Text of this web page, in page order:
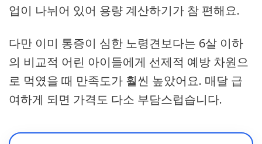
업이 나뉘어 있어 용량 계산하기가 참 편해요.
다만 이미 통증이 심한 노령견보다는 6살 이하
의 비교적 어린 아이들에게 선제적 예방 차원으
로 먹였을 때 만족도가 훨씬 높았어요. 매달 급
여하게 되면 가격도 다소 부담스럽습니다.